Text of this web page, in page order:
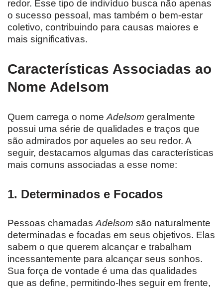
redor. Esse tipo de indivíduo busca não apenas
o sucesso pessoal, mas também o bem-estar
coletivo, contribuindo para causas maiores e
mais significativas.
Características Associadas ao
Nome Adelsom
Quem carrega o nome Adelsom geralmente
possui uma série de qualidades e traços que
são admirados por aqueles ao seu redor. A
seguir, destacamos algumas das características
mais comuns associadas a esse nome:
1. Determinados e Focados
Pessoas chamadas Adelsom são naturalmente
determinadas e focadas em seus objetivos. Elas
sabem o que querem alcançar e trabalham
incessantemente para alcançar seus sonhos.
Sua força de vontade é uma das qualidades
que as define, permitindo-lhes seguir em frente,